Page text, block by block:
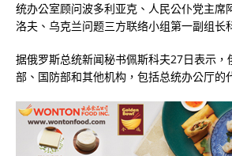
统办公室顾问波多利亚克、人民公仆党主席
洛夫、乌克兰问题三方联络小组第一副组长
据俄罗斯总统新闻秘书佩斯科夫27日表示，
部、国防部和其他机构，包括总统办公厅的